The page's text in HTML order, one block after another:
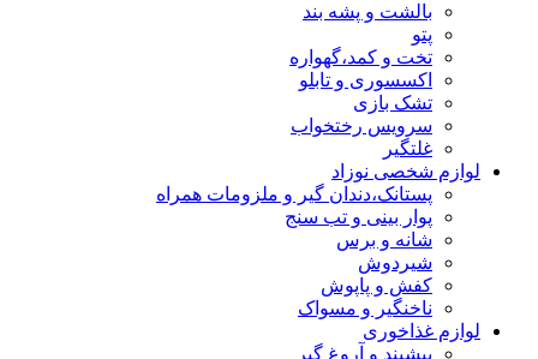
بالشت و پشه بند
پتو
تخت و کمد،گهواره
اکسسوری و تابلو
تشک بازی
سرویس رختخواب
غلتگیر
لوازم شخصی نوزاد
پستانک،دندان گیر و ملزومات همراه
پوار بینی و تب سنج
شانه و برس
شیردوش
کفش و پاپوش
ناخنگیر و مسواک
لوازم غذاخوری
پیشبند و آروغ گیر